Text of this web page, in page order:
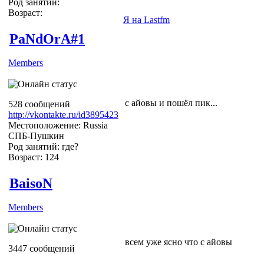
Возраст:
Я на Lastfm
PaNdOrA#1
Members
528 сообщений
http://vkontakte.ru/id3895423
Местоположение: Russia
СПБ-Пушкин
Род занятий: где?
Возраст: 124
с айовы и пошёл пик...
BaisoN
Members
3447 сообщений
всем уже ясно что с айовы